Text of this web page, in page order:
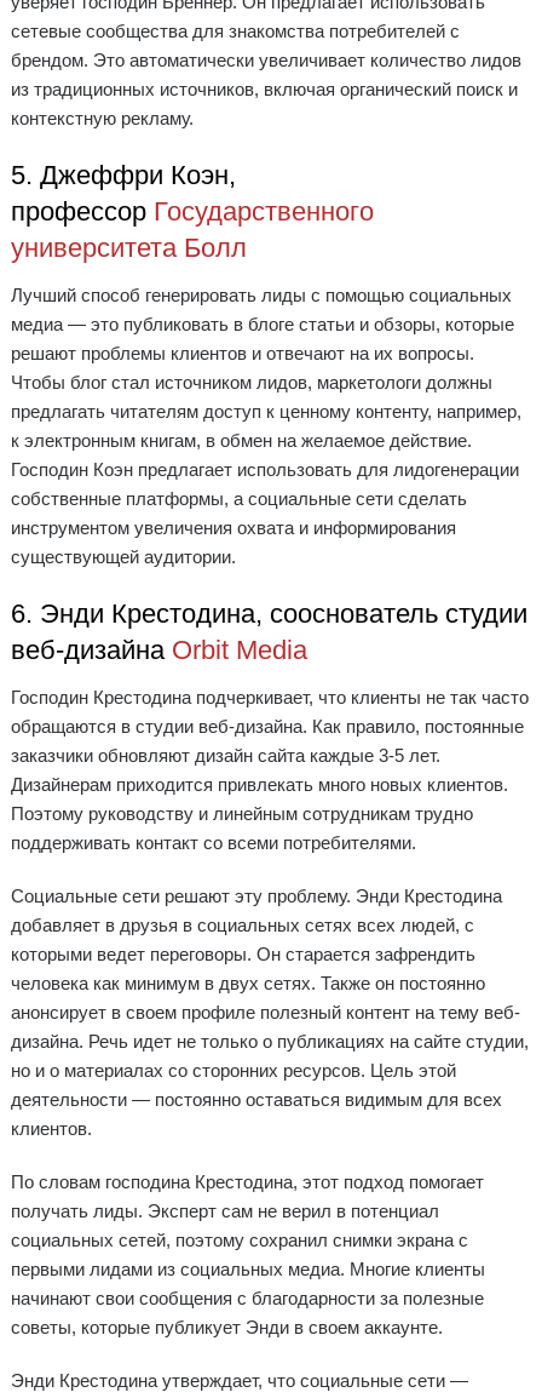
сетевые сообщества для знакомства потребителей с
брендом. Это автоматически увеличивает количество лидов
из традиционных источников, включая органический поиск и
контекстную рекламу.
5. Джеффри Коэн,
профессор Государственного
университета Болл
Лучший способ генерировать лиды с помощью социальных
медиа — это публиковать в блоге статьи и обзоры, которые
решают проблемы клиентов и отвечают на их вопросы.
Чтобы блог стал источником лидов, маркетологи должны
предлагать читателям доступ к ценному контенту, например,
к электронным книгам, в обмен на желаемое действие.
Господин Коэн предлагает использовать для лидогенерации
собственные платформы, а социальные сети сделать
инструментом увеличения охвата и информирования
существующей аудитории.
6. Энди Крестодина, сооснователь студии
веб-дизайна Orbit Media
Господин Крестодина подчеркивает, что клиенты не так часто
обращаются в студии веб-дизайна. Как правило, постоянные
заказчики обновляют дизайн сайта каждые 3-5 лет.
Дизайнерам приходится привлекать много новых клиентов.
Поэтому руководству и линейным сотрудникам трудно
поддерживать контакт со всеми потребителями.
Социальные сети решают эту проблему. Энди Крестодина
добавляет в друзья в социальных сетях всех людей, с
которыми ведет переговоры. Он старается зафрендить
человека как минимум в двух сетях. Также он постоянно
анонсирует в своем профиле полезный контент на тему веб-
дизайна. Речь идет не только о публикациях на сайте студии,
но и о материалах со сторонних ресурсов. Цель этой
деятельности — постоянно оставаться видимым для всех
клиентов.
По словам господина Крестодина, этот подход помогает
получать лиды. Эксперт сам не верил в потенциал
социальных сетей, поэтому сохранил снимки экрана с
первыми лидами из социальных медиа. Многие клиенты
начинают свои сообщения с благодарности за полезные
советы, которые публикует Энди в своем аккаунте.
Энди Крестодина утверждает, что социальные сети —